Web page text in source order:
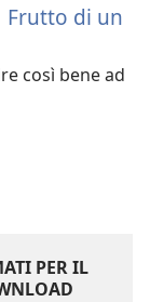
Frutto di un
così bene ad
PER IL